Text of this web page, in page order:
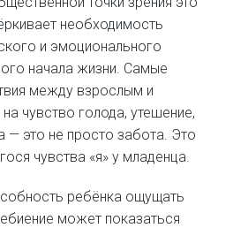
необходимость
и эмоционального
начала жизни. Самые
между взрослым и
чувство голода, утешение,
— это не просто забота. Это
чувства «я» у младенца.
ребёнка ощущать
может показаться